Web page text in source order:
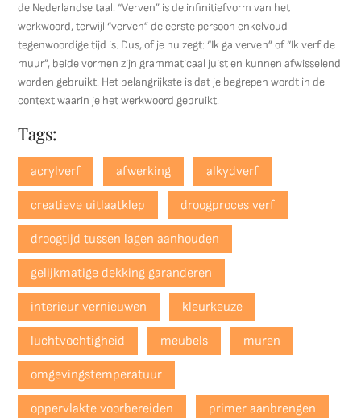
de Nederlandse taal. “Verven” is de infinitiefvorm van het
werkwoord, terwijl “verven” de eerste persoon enkelvoud
tegenwoordige tijd is. Dus, of je nu zegt: “Ik ga verven” of “Ik verf de
muur”, beide vormen zijn grammaticaal juist en kunnen afwisselend
worden gebruikt. Het belangrijkste is dat je begrepen wordt in de
context waarin je het werkwoord gebruikt.
Tags:
acrylverf afwerking alkydverf
creatieve uitlaatklep droogproces verf
droogtijd tussen lagen aanhouden
gelijkmatige dekking garanderen
interieur vernieuwen kleurkeuze
luchtvochtigheid meubels muren
omgevingstemperatuur
oppervlakte voorbereiden primer aanbrengen